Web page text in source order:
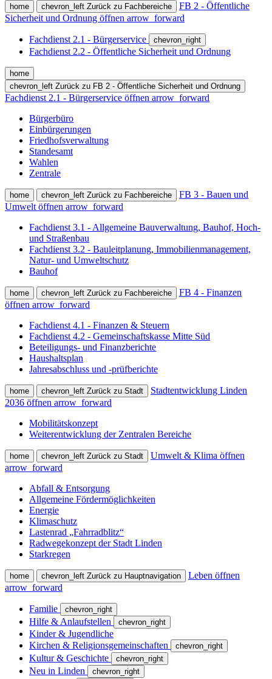
home chevron_left Zurück zu Fachbereiche
FB 2 - Öffentliche
Sicherheit und Ordnung öffnen arrow_forward
Fachdienst 2.1 - Bürgerservice chevron_right
Fachdienst 2.2 - Öffentliche Sicherheit und Ordnung
home
chevron_left Zurück zu FB 2 - Öffentliche Sicherheit und Ordnung
Fachdienst 2.1 - Bürgerservice öffnen arrow_forward
Bürgerbüro
Einbürgerungen
Friedhofsverwaltung
Standesamt
Wahlen
Zentrale
home chevron_left Zurück zu Fachbereiche
FB 3 - Bauen und
Umwelt öffnen arrow_forward
Fachdienst 3.1 - Allgemeine Bauverwaltung, Bauhof, Hoch-
und Straßenbau
Fachdienst 3.2 - Bauleitplanung, Immobilienmanagement,
Natur- und Umweltschutz
Bauhof
home chevron_left Zurück zu Fachbereiche
FB 4 - Finanzen
öffnen arrow_forward
Fachdienst 4.1 - Finanzen & Steuern
Fachdienst 4.2 - Gemeinschaftskasse Mitte Süd
Beteiligungs- und Finanzberichte
Haushaltsplan
Jahresabschluss und -prüfberichte
home chevron_left Zurück zu Stadt
Stadtentwicklung Linden
2036 öffnen arrow_forward
Mobilitätskonzept
Weiterentwicklung der Zentralen Bereiche
home chevron_left Zurück zu Stadt
Umwelt & Klima öffnen
arrow_forward
Abfall & Entsorgung
Allgemeine Fördermöglichkeiten
Energie
Klimaschutz
Lastenrad „Fahrradblitz“
Radwegekonzept der Stadt Linden
Starkregen
home chevron_left Zurück zu Hauptnavigation
Leben öffnen
arrow_forward
Familie chevron_right
Hilfe & Anlaufstellen chevron_right
Kinder & Jugendliche
Kirchen & Religionsgemeinschaften
chevron_right
Kultur & Geschichte chevron_right
Neu in Linden chevron_right